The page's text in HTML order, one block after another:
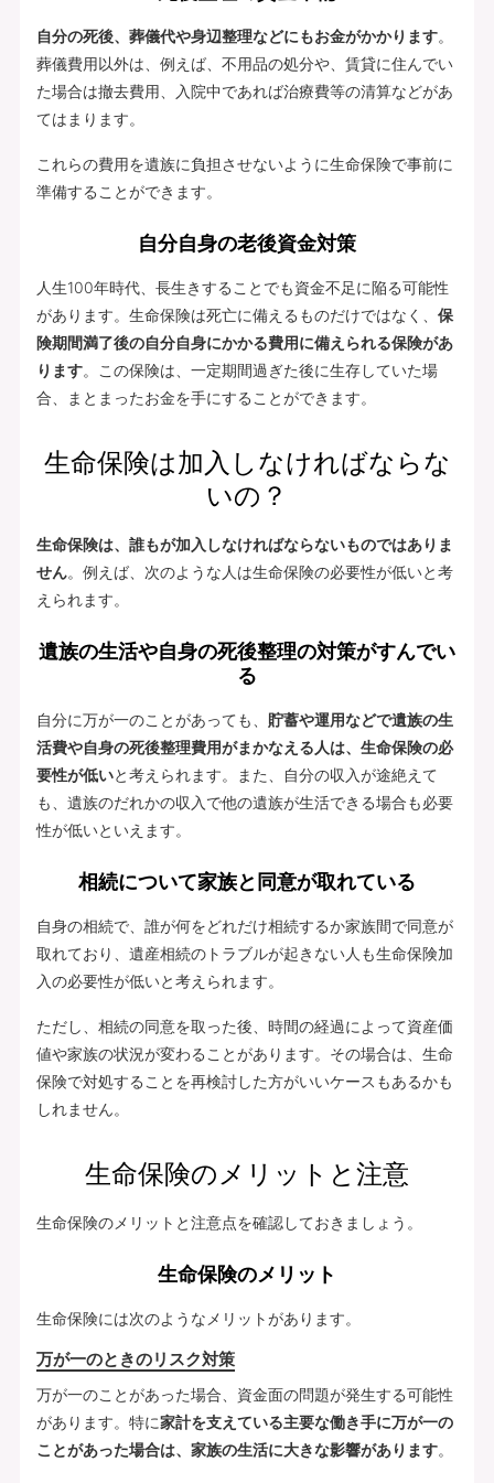
自分の死後、葬儀代や身辺整理などにもお金がかかります。
葬儀費用以外は、例えば、不用品の処分や、賃貸に住んでい
た場合は撤去費用、入院中であれば治療費等の清算などがあ
てはまります。
これらの費用を遺族に負担させないように生命保険で事前に
準備することができます。
自分自身の老後資金対策
人生100年時代、長生きすることでも資金不足に陥る可能性
があります。生命保険は死亡に備えるものだけではなく、 保
険期間満了後の自分自身にかかる費用に備えられる保険があ
ります。この保険は、一定期間過ぎた後に生存していた場
合、まとまったお金を手にすることができます。
生命保険は加入しなければならな
いの？
生命保険は、誰もが加入しなければならないものではありま
せん。例えば、次のような人は生命保険の必要性が低いと考
えられます。
遺族の生活や自身の死後整理の対策がすんでい
る
自分に万が一のことがあっても、 貯蓄や運用などで遺族の生
活費や自身の死後整理費用がまかなえる人は、生命保険の必
要性が低いと考えられます。また、自分の収入が途絶えて
も、遺族のだれかの収入で他の遺族が生活できる場合も必要
性が低いといえます。
相続について家族と同意が取れている
自身の相続で、誰が何をどれだけ相続するか家族間で同意が
取れており、遺産相続のトラブルが起きない人も生命保険加
入の必要性が低いと考えられます。
ただし、相続の同意を取った後、時間の経過によって資産価
値や家族の状況が変わることがあります。その場合は、生命
保険で対処することを再検討した方がいいケースもあるかも
しれません。
生命保険のメリットと注意
生命保険のメリットと注意点を確認しておきましょう。
生命保険のメリット
生命保険には次のようなメリットがあります。
万が一のときのリスク対策
万が一のことがあった場合、資金面の問題が発生する可能性
があります。特に家計を支えている主要な働き手に万が一の
ことがあった場合は、家族の生活に大きな影響があります。